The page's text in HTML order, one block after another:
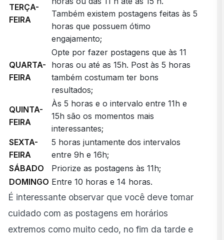
TERÇA-
FEIRA
Também existem postagens feitas às 5
horas que possuem ótimo
engajamento;
QUARTA-
FEIRA
Opte por fazer postagens que às 11
horas ou até as 15h. Post às 5 horas
também costumam ter bons
resultados;
QUINTA-
FEIRA
Às 5 horas e o intervalo entre 11h e
15h são os momentos mais
interessantes;
SEXTA-
FEIRA
5 horas juntamente dos intervalos
entre 9h e 16h;
SÁBADO
Priorize as postagens às 11h;
DOMINGO Entre 10 horas e 14 horas.
É interessante observar que você deve tomar
cuidado com as postagens em horários
extremos como muito cedo, no fim da tarde e